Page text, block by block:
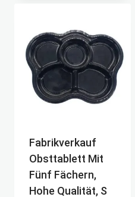
Fabrikverkauf
Obsttablett Mit
Fünf Fächern,
Hohe Qualität, S